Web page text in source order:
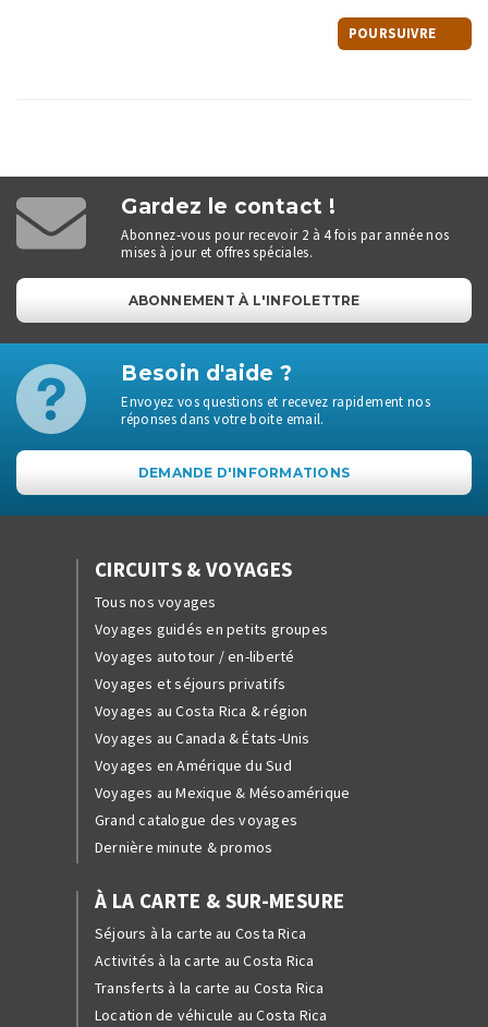
POURSUIVRE
Gardez le contact !
Abonnez-vous pour recevoir 2 à 4 fois par année nos
mises à jour et offres spéciales.
ABONNEMENT À L'INFOLETTRE
Besoin d'aide ?
Envoyez vos questions et recevez rapidement nos
réponses dans votre boite email.
DEMANDE D'INFORMATIONS
CIRCUITS & VOYAGES
Tous nos voyages
Voyages guidés en petits groupes
Voyages autotour / en-liberté
Voyages et séjours privatifs
Voyages au Costa Rica & région
Voyages au Canada & États-Unis
Voyages en Amérique du Sud
Voyages au Mexique & Mésoamérique
Grand catalogue des voyages
Dernière minute & promos
À LA CARTE & SUR-MESURE
Séjours à la carte au Costa Rica
Activités à la carte au Costa Rica
Transferts à la carte au Costa Rica
Location de véhicule au Costa Rica